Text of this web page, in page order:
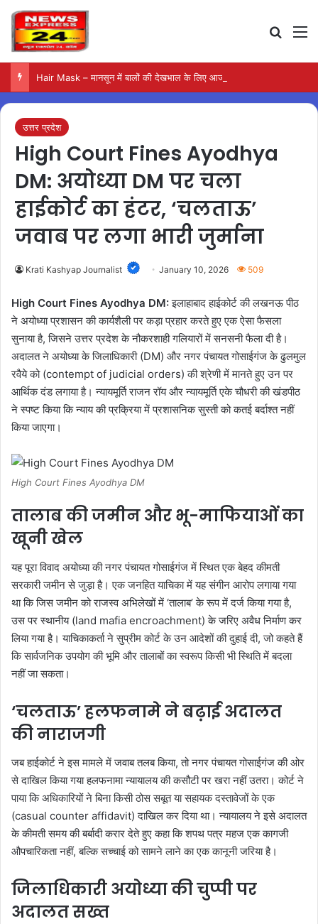
Hair Mask – मानसून में बालों की देखभाल के लिए आजमाएं अंडे का मास्क
उत्तर प्रदेश
High Court Fines Ayodhya
DM: अयोध्या DM पर चला
हाईकोर्ट का हंटर, ‘चलताऊ’
जवाब पर लगा भारी जुर्माना
Krati Kashyap Journalist January 10, 2026 509
High Court Fines Ayodhya DM:इलाहाबाद हाईकोर्ट की लखनऊ पीठ
ने अयोध्या प्रशासन की कार्यशैली पर कड़ा प्रहार करते हुए एक ऐसा फैसला
सुनाया है, जिसने उत्तर प्रदेश के नौकरशाही गलियारों में सनसनी फैला दी है।
अदालत ने अयोध्या के जिलाधिकारी (DM) और नगर पंचायत गोसाईगंज के ढुलमुल
रवैये को (contempt of judicial orders) की श्रेणी में मानते हुए उन पर
आर्थिक दंड लगाया है। न्यायमूर्ति राजन रॉय और न्यायमूर्ति एके चौधरी की खंडपीठ
ने स्पष्ट किया कि न्याय की प्रक्रिया में प्रशासनिक सुस्ती को कतई बर्दाश्त नहीं
किया जाएगा।
High Court Fines Ayodhya DM
तालाब की जमीन और भू-माफियाओं का
खूनी खेल
यह पूरा विवाद अयोध्या की नगर पंचायत गोसाईगंज में स्थित एक बेहद कीमती
सरकारी जमीन से जुड़ा है। एक जनहित याचिका में यह संगीन आरोप लगाया गया
था कि जिस जमीन को राजस्व अभिलेखों में ‘तालाब’ के रूप में दर्ज किया गया है,
उस पर स्थानीय (land mafia encroachment) के जरिए अवैध निर्माण कर
लिया गया है। याचिकाकर्ता ने सुप्रीम कोर्ट के उन आदेशों की दुहाई दी, जो कहते हैं
कि सार्वजनिक उपयोग की भूमि और तालाबों का स्वरूप किसी भी स्थिति में बदला
नहीं जा सकता।
‘चलताऊ’ हलफनामे ने बढ़ाई अदालत
की नाराजगी
जब हाईकोर्ट ने इस मामले में जवाब तलब किया, तो नगर पंचायत गोसाईगंज की ओर
से दाखिल किया गया हलफनामा न्यायालय की कसौटी पर खरा नहीं उतरा। कोर्ट ने
पाया कि अधिकारियों ने बिना किसी ठोस सबूत या सहायक दस्तावेजों के एक
(casual counter affidavit) दाखिल कर दिया था। न्यायालय ने इसे अदालत
के कीमती समय की बर्बादी करार देते हुए कहा कि शपथ पत्र महज एक कागजी
औपचारिकता नहीं, बल्कि सच्चाई को सामने लाने का एक कानूनी जरिया है।
जिलाधिकारी अयोध्या की चुप्पी पर
अदालत सख्त